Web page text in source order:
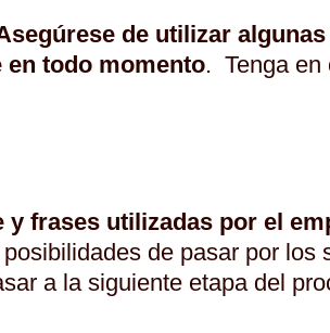
de utilizar
todo momento. Tenga en
frases utilizadas por el
de pasar por los
a la siguiente etapa del